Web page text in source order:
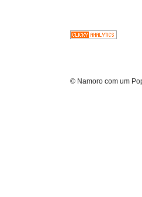
© Namoro com um